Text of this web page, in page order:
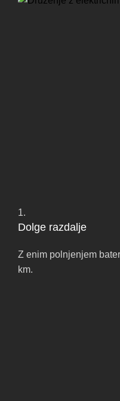
1.
Dolge razdalje
Z enim polnjenjem
km.